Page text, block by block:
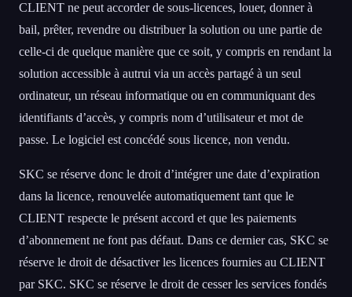
CLIENT ne peut accorder de sous-licences, louer, donner à
bail, prêter, revendre ou distribuer la solution ou une partie de
celle-ci de quelque manière que ce soit, y compris en rendant la
solution accessible à autrui via un accès partagé à un seul
ordinateur, un réseau informatique ou en communiquant des
identifiants d’accès, y compris nom d’utilisateur et mot de
passe. Le logiciel est concédé sous licence, non vendu.
SKC se réserve donc le droit d’intégrer une date d’expiration
dans la licence, renouvelée automatiquement tant que le
CLIENT respecte le présent accord et que les paiements
d’abonnement ne font pas défaut. Dans ce dernier cas, SKC se
réserve le droit de désactiver les licences fournies au CLIENT
par SKC. SKC se réserve le droit de cesser les services fondés